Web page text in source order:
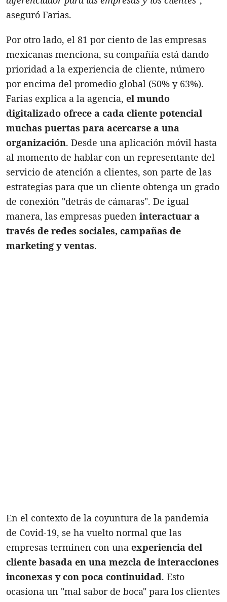
aseguró Farias.
Por otro lado, el 81 por ciento de las empresas
mexicanas menciona, su compañía está dando
prioridad a la experiencia de cliente, número
por encima del promedio global (50% y 63%).
Farias explica a la agencia, el mundo
digitalizado ofrece a cada cliente potencial
muchas puertas para acercarse a una
organización. Desde una aplicación móvil hasta
al momento de hablar con un representante del
servicio de atención a clientes, son parte de las
estrategias para que un cliente obtenga un grado
de conexión "detrás de cámaras". De igual
manera, las empresas pueden interactuar a
través de redes sociales, campañas de
marketing y ventas.
En el contexto de la coyuntura de la pandemia
de Covid-19, se ha vuelto normal que las
empresas terminen con una experiencia del
cliente basada en una mezcla de interacciones
inconexas y con poca continuidad. Esto
ocasiona un "mal sabor de boca" para los clientes